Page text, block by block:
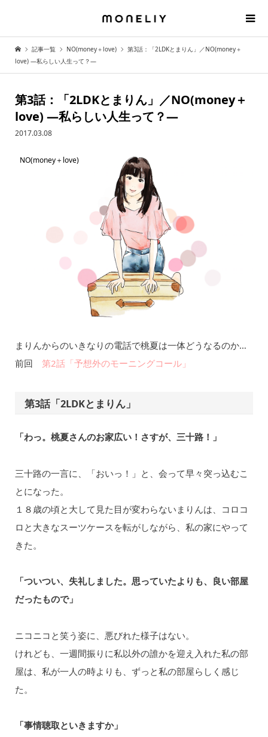
記事一覧 NO(money＋love)
第3話：「2LDKとまりん」／NO(money＋
love) —私らしい人生って？—
第3話：「2LDKとまりん」／NO(money＋
love) —私らしい人生って？—
2017.03.08
NO(money＋love)
まりんからのいきなりの電話で桃夏は一体どうなるのか…
前回 第2話「予想外のモーニングコール」
第3話「2LDKとまりん」
「わっ。桃夏さんのお家広い！さすが、三十路！」
三十路の一言に、「おいっ！」と、会って早々突っ込むこ
とになった。
１８歳の頃と大して見た目が変わらないまりんは、コロコ
ロと大きなスーツケースを転がしながら、私の家にやって
きた。
「ついつい、失礼しました。思っていたよりも、良い部屋
だったもので」
ニコニコと笑う姿に、悪びれた様子はない。
けれども、一週間振りに私以外の誰かを迎え入れた私の部
屋は、私が一人の時よりも、ずっと私の部屋らしく感じ
た。
「事情聴取といきますか」